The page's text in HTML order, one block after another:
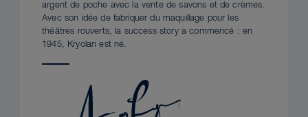
argent de poche avec la vente de savons et de crèmes.
Avec son idée de fabriquer du maquillage pour les
théâtres rouverts, la success story a commencé : en
1945, Kryolan est né.